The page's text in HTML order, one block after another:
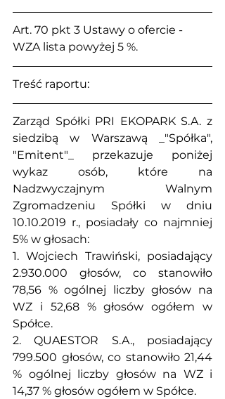
Art. 70 pkt 3 Ustawy o ofercie -
WZA lista powyżej 5 %.
Treść raportu:
Zarząd Spółki PRI EKOPARK S.A. z
siedzibą w Warszawą _"Spółka",
"Emitent"_ przekazuje poniżej
wykaz osób, które na
Nadzwyczajnym Walnym
Zgromadzeniu Spółki w dniu
10.10.2019 r., posiadały co najmniej
5% w głosach:
1. Wojciech Trawiński, posiadający
2.930.000 głosów, co stanowiło
78,56 % ogólnej liczby głosów na
WZ i 52,68 % głosów ogółem w
Spółce.
2. QUAESTOR S.A., posiadający
799.500 głosów, co stanowiło 21,44
% ogólnej liczby głosów na WZ i
14,37 % głosów ogółem w Spółce.